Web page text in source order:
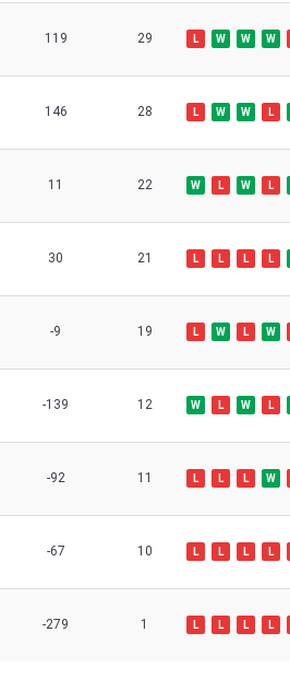
119 29 L W W W
146 28 L W W L
11 22 W L W L
30 21 L L L L
-9 19 L W L W
-139 12 W L W L
-92 11 L L L W
-67 10 L L L L
-279 1 L L L L